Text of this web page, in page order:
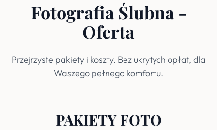
Fotografia Ślubna -
Oferta
Przejrzyste pakiety i koszty. Bez ukrytych opłat, dla
Waszego pełnego komfortu.
PAKIETY FOTO